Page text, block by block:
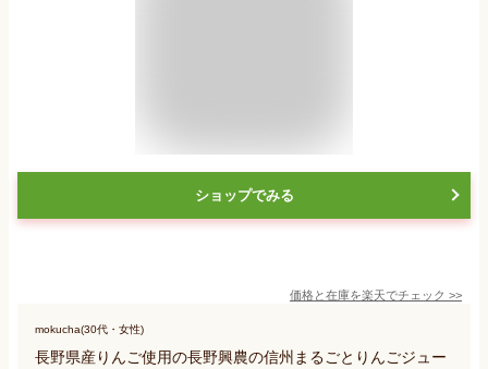
ショップでみる
価格と在庫を楽天でチェック >>
mokucha(30代・女性)
長野県産りんご使用の長野興農の信州まるごとりんごジュー